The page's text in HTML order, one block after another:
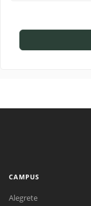
CAMPUS
Alegrete